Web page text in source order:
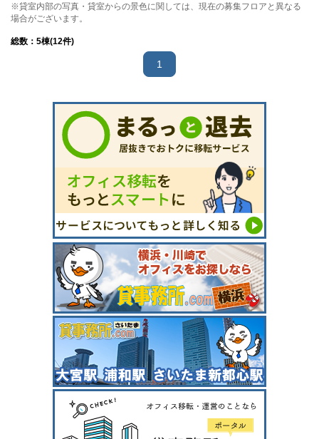
※貸室内部の写真・貸室からの景色に関しては、現在の募集フロアと異なる
場合がございます。
総数： 5棟(12件)
1